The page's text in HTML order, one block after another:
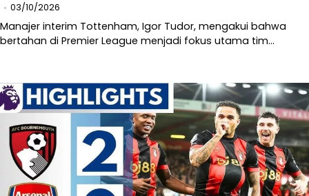
03/10/2026
Manajer interim Tottenham, Igor Tudor, mengakui bahwa
bertahan di Premier League menjadi fokus utama tim…